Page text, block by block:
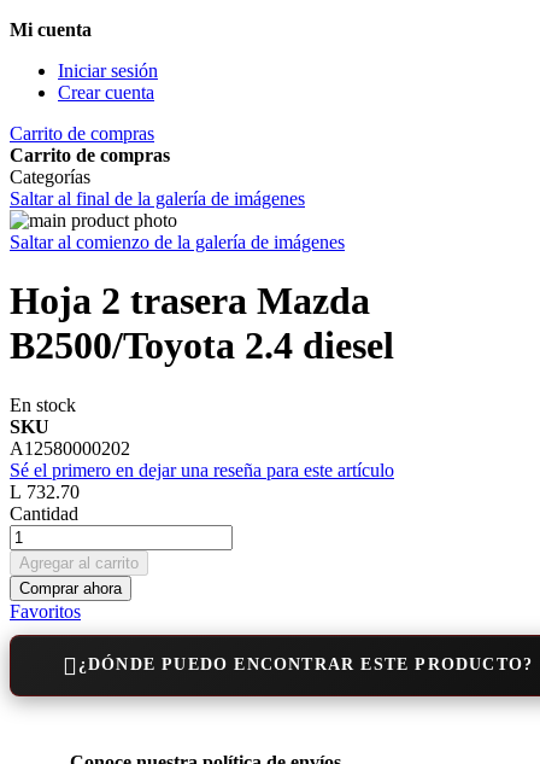
Mi cuenta
Iniciar sesión
Crear cuenta
Carrito de compras
Carrito de compras
Categorías
Saltar al final de la galería de imágenes
Saltar al comienzo de la galería de imágenes
Hoja 2 trasera Mazda
B2500/Toyota 2.4 diesel
En stock
SKU
A12580000202
Sé el primero en dejar una reseña para este artículo
L 732.70
Cantidad
Agregar al carrito
Comprar ahora
Favoritos
¿DÓNDE PUEDO ENCONTRAR ESTE PRODUCTO?